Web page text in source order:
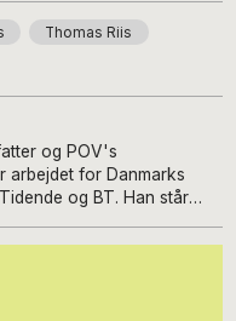
Thomas Riis
og POV's
arbejdet for Danmarks
og BT. Han står
Nielsen, Thomas Evers